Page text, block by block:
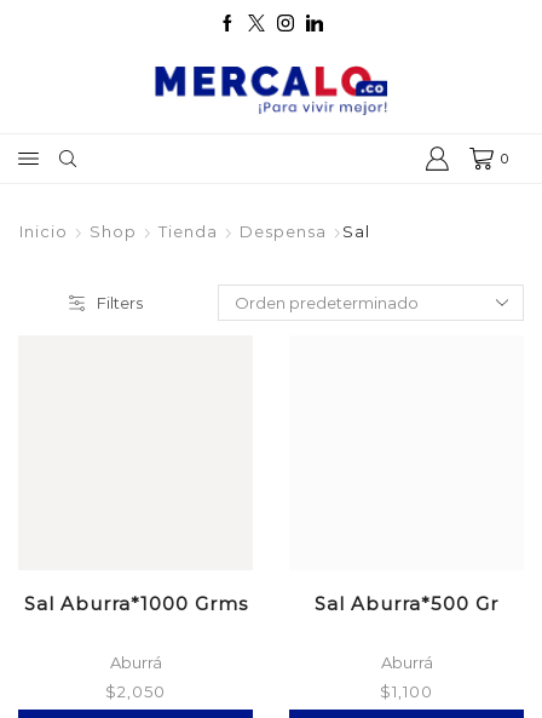
0
Inicio Shop Tienda Despensa Sal
Filters
Sal Aburra*1000 Grms
Aburrá
$2,050
Sal Aburra*500 Gr
Aburrá
$1,100